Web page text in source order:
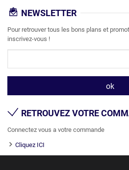
NEWSLETTER
Pour retrouver tous les bons plans et
inscrivez-vous !
RETROUVEZ VOTRE
Connectez vous a votre commande
Cliquez ICI